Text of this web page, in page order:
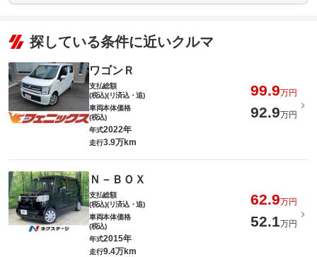
探している条件に近いクルマ
ワゴンＲ
支払総額
(税込)(リ済込・追)
99.9万円
車両本体価格
(税込)
92.9万円
年式2022年
走行3.9万km
Ｎ－ＢＯＸ
支払総額
(税込)(リ済込・追)
62.9万円
車両本体価格
(税込)
52.1万円
年式2015年
走行9.4万km